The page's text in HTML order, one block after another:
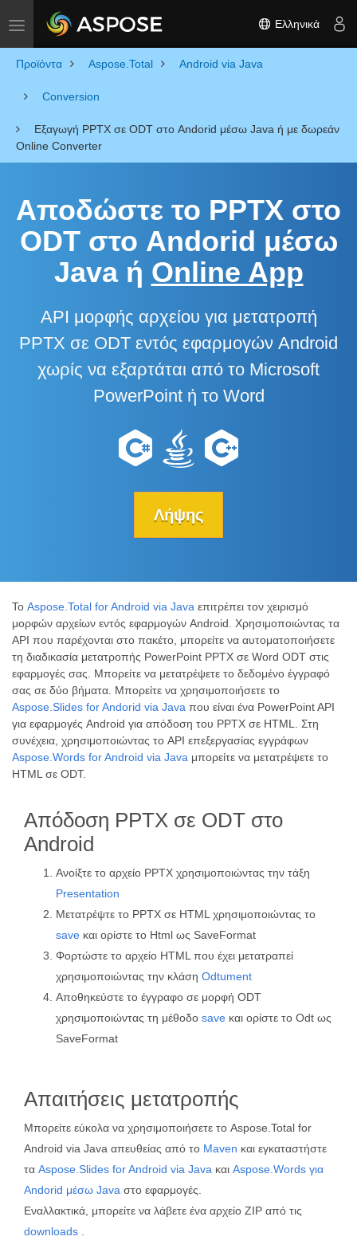
Toggle navigation Ελληνικά
Προϊόντα Aspose.Total Android via Java
Conversion
Εξαγωγή PPTX σε ODT στο Andorid μέσω Java ή με δωρεάν
Online Converter
Αποδώστε το PPTX στο
ODT στο Andorid μέσω
Java ή Online App
API μορφής αρχείου για μετατροπή
PPTX σε ODT εντός εφαρμογών Android
χωρίς να εξαρτάται από το Microsoft
PowerPoint ή το Word
Λήψης
Το Aspose.Total for Android via Java επιτρέπει τον χειρισμό
μορφών αρχείων εντός εφαρμογών Android. Χρησιμοποιώντας τα
API που παρέχονται στο πακέτο, μπορείτε να αυτοματοποιήσετε
τη διαδικασία μετατροπής PowerPoint PPTX σε Word ODT στις
εφαρμογές σας. Μπορείτε να μετατρέψετε το δεδομένο έγγραφό
σας σε δύο βήματα. Μπορείτε να χρησιμοποιήσετε το
Aspose.Slides for Andorid via Java που είναι ένα PowerPoint API
για εφαρμογές Android για απόδοση του PPTX σε HTML. Στη
συνέχεια, χρησιμοποιώντας το API επεξεργασίας εγγράφων
Aspose.Words for Android via Java μπορείτε να μετατρέψετε το
HTML σε ODT.
Απόδοση PPTX σε ODT στο
Android
Ανοίξτε το αρχείο PPTX χρησιμοποιώντας την τάξη
Presentation
Μετατρέψτε το PPTX σε HTML χρησιμοποιώντας το
save και ορίστε το Html ως SaveFormat
Φορτώστε το αρχείο HTML που έχει μετατραπεί
χρησιμοποιώντας την κλάση Odtument
Αποθηκεύστε το έγγραφο σε μορφή ODT
χρησιμοποιώντας τη μέθοδο save και ορίστε το Odt ως
SaveFormat
Απαιτήσεις μετατροπής
Μπορείτε εύκολα να χρησιμοποιήσετε το Aspose.Total for
Android via Java απευθείας από το Maven και εγκαταστήστε
τα Aspose.Slides for Android via Java και Aspose.Words για
Andorid μέσω Java στο εφαρμογές.
Εναλλακτικά, μπορείτε να λάβετε ένα αρχείο ZIP από τις
downloads